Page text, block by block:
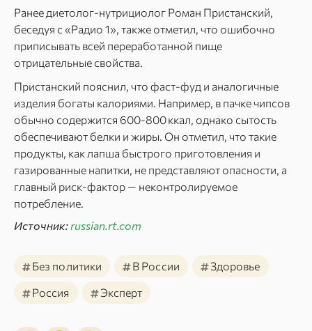
Ранее диетолог‑нутрициолог Роман Пристанский,
беседуя с «Радио 1», также отметил, что ошибочно
приписывать всей переработанной пище
отрицательные свойства.
Пристанский пояснил, что фаст‑фуд и аналогичные
изделия богаты калориями. Например, в пачке чипсов
обычно содержится 600‑800 ккал, однако сытость
обеспечивают белки и жиры. Он отметил, что такие
продукты, как лапша быстрого приготовления и
газированные напитки, не представляют опасности, а
главный риск‑фактор — неконтролируемое
потребление.
Источник:russian.rt.com
#Без политики #В России #Здоровье
#Россия #Эксперт